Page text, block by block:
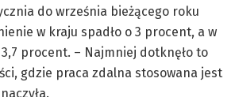
do września bieżącego roku
w kraju spadło o 3 procent, a w
procent. – Najmniej dotknęło to
gdzie praca zdalna stosowana jest